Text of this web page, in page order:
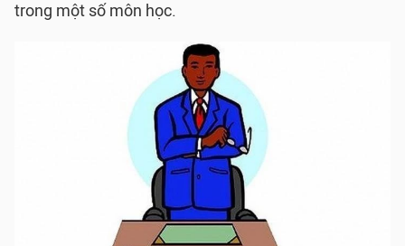
trong một số môn học.